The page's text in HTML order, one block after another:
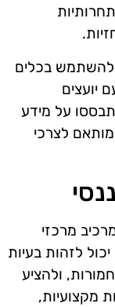
להשתמש בכלים
יועצים
על מידע
לצרכי
מרכזי
לזהות בעיות
ולהציע
מקצועיות,